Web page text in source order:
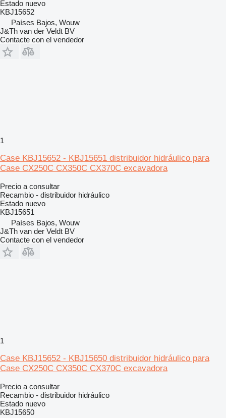
Estado nuevo
KBJ15652
Países Bajos, Wouw
J&Th van der Veldt BV
Contacte con el vendedor
1
Case KBJ15652 - KBJ15651 distribuidor hidráulico para
Case CX250C CX350C CX370C excavadora
Precio a consultar
Recambio - distribuidor hidráulico
Estado nuevo
KBJ15651
Países Bajos, Wouw
J&Th van der Veldt BV
Contacte con el vendedor
1
Case KBJ15652 - KBJ15650 distribuidor hidráulico para
Case CX250C CX350C CX370C excavadora
Precio a consultar
Recambio - distribuidor hidráulico
Estado nuevo
KBJ15650